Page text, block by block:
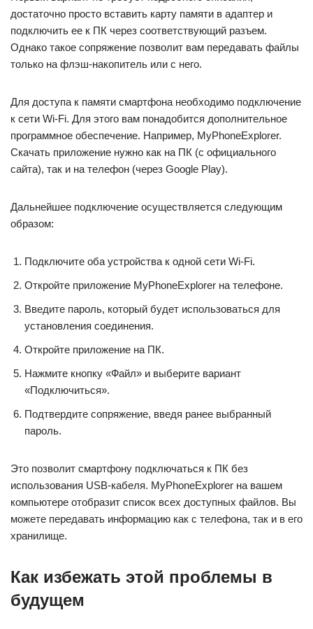
достаточно просто вставить карту памяти в адаптер и
подключить ее к ПК через соответствующий разъем.
Однако такое сопряжение позволит вам передавать файлы
только на флэш-накопитель или с него.
Для доступа к памяти смартфона необходимо подключение
к сети Wi-Fi. Для этого вам понадобится дополнительное
программное обеспечение. Например, MyPhoneExplorer.
Скачать приложение нужно как на ПК (с официального
сайта), так и на телефон (через Google Play).
Дальнейшее подключение осуществляется следующим
образом:
Подключите оба устройства к одной сети Wi-Fi.
Откройте приложение MyPhoneExplorer на телефоне.
Введите пароль, который будет использоваться для
установления соединения.
Откройте приложение на ПК.
Нажмите кнопку «Файл» и выберите вариант
«Подключиться».
Подтвердите сопряжение, введя ранее выбранный
пароль.
Это позволит смартфону подключаться к ПК без
использования USB-кабеля. MyPhoneExplorer на вашем
компьютере отобразит список всех доступных файлов. Вы
можете передавать информацию как с телефона, так и в его
хранилище.
Как избежать этой проблемы в
будущем